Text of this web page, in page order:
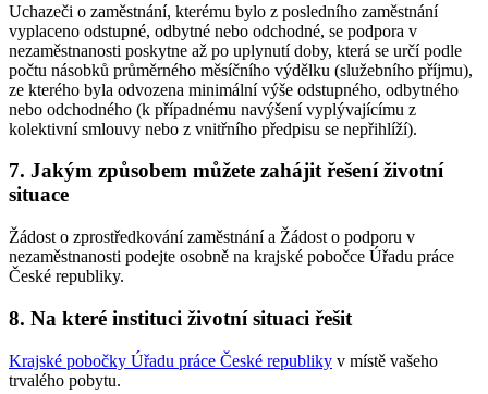
Uchazeči o zaměstnání, kterému bylo z posledního zaměstnání
vyplaceno odstupné, odbytné nebo odchodné, se podpora v
nezaměstnanosti poskytne až po uplynutí doby, která se určí podle
počtu násobků průměrného měsíčního výdělku (služebního příjmu),
ze kterého byla odvozena minimální výše odstupného, odbytného
nebo odchodného (k případnému navýšení vyplývajícímu z
kolektivní smlouvy nebo z vnitřního předpisu se nepřihlíží).
7. Jakým způsobem můžete zahájit řešení životní
situace
Žádost o zprostředkování zaměstnání a Žádost o podporu v
nezaměstnanosti podejte osobně na krajské pobočce Úřadu práce
České republiky.
8. Na které instituci životní situaci řešit
Krajské pobočky Úřadu práce České republiky v místě vašeho
trvalého pobytu.